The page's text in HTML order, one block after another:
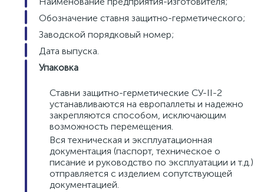
Обозначение ставня защитно-герметического;
Заводской порядковый номер;
Дата выпуска.
Упаковка
Ставни защитно-герметические СУ-II-2
устанавливаются на европаллеты и надежно
закрепляются способом, исключающим
возможность перемещения.
Вся техническая и эксплуатационная
документация (паспорт, техническое о
писание и руководство по эксплуатации и т.д.)
отправляется с изделием сопутствующей
документацией.